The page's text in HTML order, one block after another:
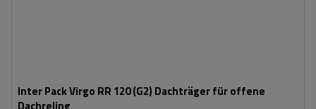
Inter Pack Virgo RR 120 (G2) Dachträger für offene